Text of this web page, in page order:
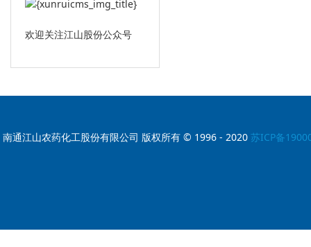
欢迎关注江山股份公众号
南通江山农药化工股份有限公司 版权所有 © 1996 - 2020 苏ICP备